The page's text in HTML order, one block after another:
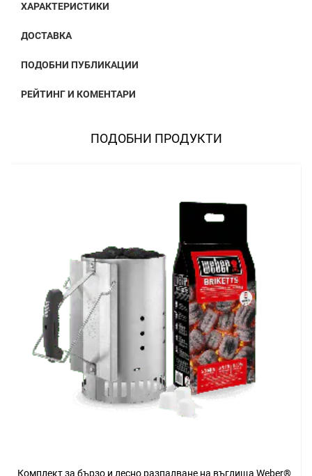
ХАРАКТЕРИСТИКИ
ДОСТАВКА
ПОДОБНИ ПУБЛИКАЦИИ
РЕЙТИНГ И КОМЕНТАРИ
ПОДОБНИ ПРОДУКТИ
Комплект за бързо и лесно разпалване на въглища Weber®